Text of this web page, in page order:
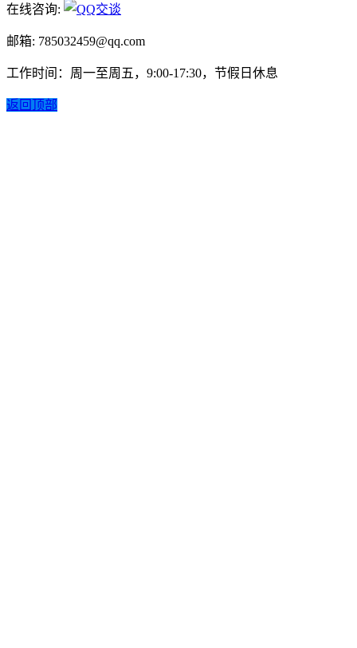
在线咨询:
邮箱: 785032459@qq.com
工作时间：周一至周五，9:00-17:30，节假日休息
返回顶部